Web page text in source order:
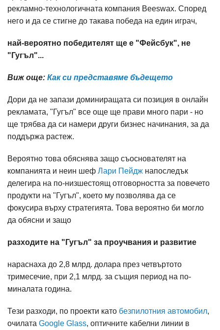
рекламно-технологичната компания Beeswax. Според
него и да се стигне до такава победа на един играч,
най-вероятно победителят ще е "Фейсбук", не
"Гугъл"...
Виж още: Как си представяме бъдещето
Дори да не запази доминиращата си позиция в онлайн
рекламата, "Гугъл" все още ще прави много пари - но
ще трябва да си намери други бизнес начинания, за да
поддържа растеж.
Вероятно това обяснява защо съоснователят на
компанията и неин шеф Лари Пейдж напоследък
делегира на по-низшестоящ отговорността за повечето
продукти на "Гугъл", което му позволява да се
фокусира върху стратегията. Това вероятно би могло
да обясни и защо
разходите на "Гугъл" за проучвания и развитие
нараснаха до 2,8 млрд. долара през четвъртото
тримесечие, при 2,1 млрд. за същия период на по-
миналата година.
Тези разходи, по проекти като безпилотния автомобил,
очилата Google Glass, оптичните кабелни линии в